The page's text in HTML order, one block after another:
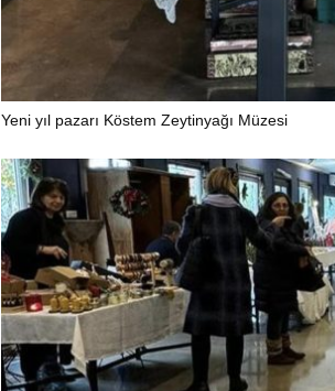
Yeni yıl pazarı Köstem Zeytinyağı Müzesi